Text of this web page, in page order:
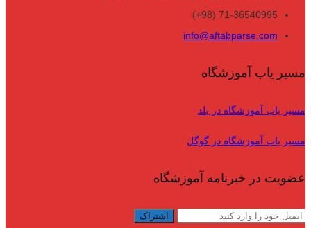
71-36540995 (98+)
info@aftabparse.com
مسیر یاب آموزشگاه
مسیر یاب آموزشگاه در بلد
مسیر یاب آموزشگاه در گوگل
عضویت در خبرنامه آموزشگاه